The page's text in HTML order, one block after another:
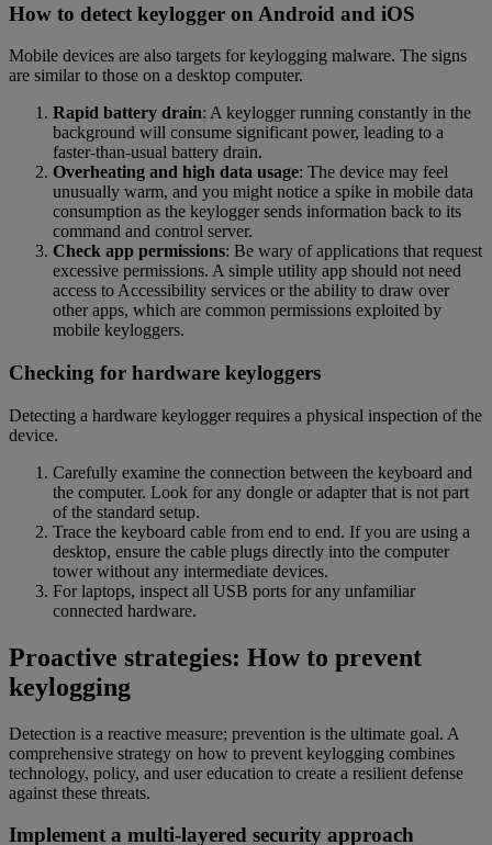
How to detect keylogger on Android and iOS
Mobile devices are also targets for keylogging malware. The signs
are similar to those on a desktop computer.
Rapid battery drain: A keylogger running constantly in the
background will consume significant power, leading to a
faster-than-usual battery drain.
Overheating and high data usage: The device may feel
unusually warm, and you might notice a spike in mobile data
consumption as the keylogger sends information back to its
command and control server.
Check app permissions: Be wary of applications that request
excessive permissions. A simple utility app should not need
access to Accessibility services or the ability to draw over
other apps, which are common permissions exploited by
mobile keyloggers.
Checking for hardware keyloggers
Detecting a hardware keylogger requires a physical inspection of the
device.
Carefully examine the connection between the keyboard and
the computer. Look for any dongle or adapter that is not part
of the standard setup.
Trace the keyboard cable from end to end. If you are using a
desktop, ensure the cable plugs directly into the computer
tower without any intermediate devices.
For laptops, inspect all USB ports for any unfamiliar
connected hardware.
Proactive strategies: How to prevent
keylogging
Detection is a reactive measure; prevention is the ultimate goal. A
comprehensive strategy on how to prevent keylogging combines
technology, policy, and user education to create a resilient defense
against these threats.
Implement a multi-layered security approach